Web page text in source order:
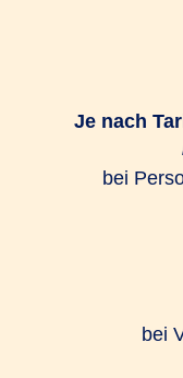
Je nach
bei
bei